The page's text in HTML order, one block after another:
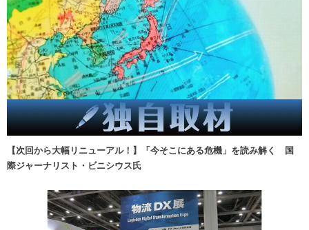
【次回から大幅リニューアル！】「今そこにある危機」を読み解く 国
際ジャーナリスト・ビニシウス氏